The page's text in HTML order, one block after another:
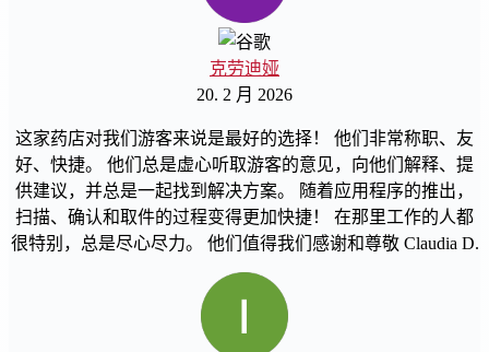
克劳迪娅
20. 2 月 2026
这家药店对我们游客来说是最好的选择！ 他们非常称职、友
好、快捷。 他们总是虚心听取游客的意见，向他们解释、提
供建议，并总是一起找到解决方案。 随着应用程序的推出，
扫描、确认和取件的过程变得更加快捷！ 在那里工作的人都
很特别，总是尽心尽力。 他们值得我们感谢和尊敬 Claudia D.